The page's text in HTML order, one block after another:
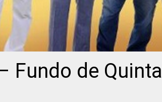
Fundo de Quintal